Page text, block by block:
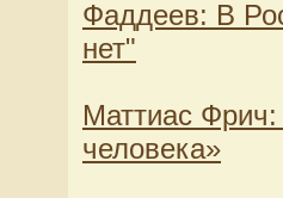
Фаддеев: В
нет"
Маттиас Фрич:
человека»